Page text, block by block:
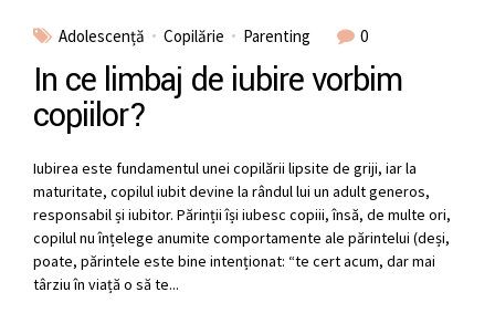
Adolescență Copilărie Parenting 0
In ce limbaj de iubire vorbim
copiilor?
Iubirea este fundamentul unei copilării lipsite de griji, iar la
maturitate, copilul iubit devine la rândul lui un adult generos,
responsabil și iubitor. Părinții își iubesc copiii, însă, de multe ori,
copilul nu înțelege anumite comportamente ale părintelui (deși,
poate, părintele este bine intenționat: “te cert acum, dar mai
târziu în viață o să te...